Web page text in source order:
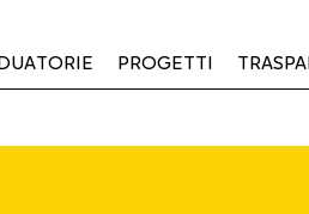
PROGETTI